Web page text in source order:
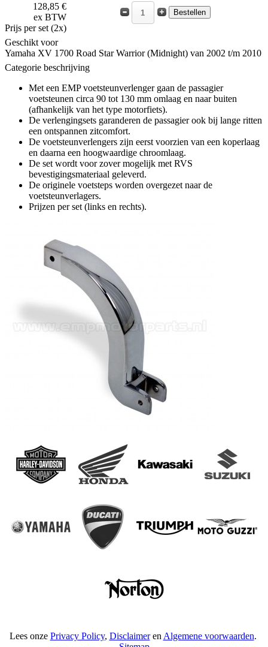
128,85 €
ex BTW
Prijs per set (2x)
Geschikt voor
Yamaha XV 1700 Road Star Warrior (Midnight) van 2002 t/m 2010
Categorie beschrijving
Met een EMP voetsteunverlenger gaan de passagier
voetsteunen circa 90 tot 130 mm omlaag en naar buiten
(afhankelijk van het type motorfiets).
De verlengingsets garanderen de passagier ook bij lange ritten
een ontspannen zitcomfort.
De voetsteunverlengers zijn eerst voorzien van een koperlaag
en daarna een hoogwaardige chroomlaag.
De set wordt voor zover mogelijk met RVS
bevestigingsmateriaal geleverd.
De originele voetsteps worden overgezet naar de
voetsteunverlagers.
Prijzen per set (links en rechts).
Lees onze Privacy Policy, Disclaimeren Algemene voorwaarden.